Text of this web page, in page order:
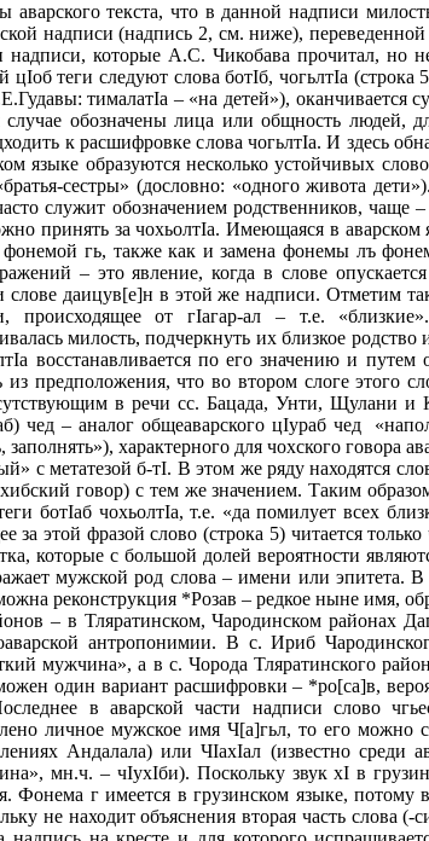
текста, что в данной надписи
надписи (надпись 2, см. ниже),
надписи, которые А.С. Чикобава прочитал,
цIоб теги следуют слова ботIб, чогьлтIа
тималатIа – «на детей»),
обозначены лица или общность людей,
к расшифровке слова чогьлтIа. И здесь
языке образуются несколько устойчивых
сестры» (дословно: «одного живота
служит обозначением родственников, чаще
принять за чохьолтIа. Имеющаяся в аварском
гь, также как и замена фонемы лъ
– это явление, когда в слове
даицув[е]н в этой же надписи. Отметим
происходящее от гIагар-ал – т.е.
милость, подчеркнуть их близкое
восстанавливается по его значению и
предположения, что во втором слоге этого
в речи сс. Бацада, Унти, Щулани
чед – аналог общеаварского цIураб чед
характерного для чохского говора
с метатезой б-тI. В этом же ряду находятся
говор) с тем же значением. Таким
ботIаб чохьолтIа, т.е. «да помилует всех
этой фразой слово (строка 5) читается
которые с большой долей вероятности
мужской род слова – имени или эпитета.
реконструкция *Розав – редкое ныне имя,
– в Тляратинском, Чародинском районах
антропонимии. В с. Ириб
мужчина», а в с. Чорода Тляратинского
один вариант расшифровки – *ро[са]в,
в аварской части надписи слово
личное мужское имя Ч[а]гьл, то его
Андалала) или ЧIахIал (известно
мн.ч. – чIухIби). Поскольку звук хI в
Фонема г имеется в грузинском языке,
не находит объяснения вторая часть слова